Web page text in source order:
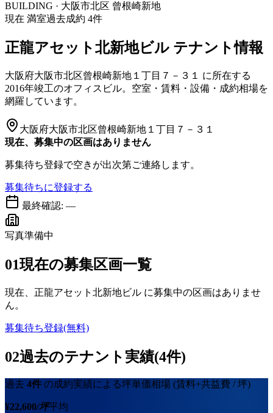
BUILDING · 大阪市北区 曾根崎新地
現在 満室過去成約 4件
正龍アセット北新地ビル テナント情報
大阪府大阪市北区曾根崎新地１丁目７－３１
に所在する
2016年竣工のオフィスビル。空室・賃料・設備・成約相場を
網羅しています。
大阪府大阪市北区曾根崎新地１丁目７－３１
現在、募集中の区画はありません
募集待ち登録で空きが出次第ご連絡します。
募集待ちに登録する
最終確認: —
写真準備中
01現在の募集区画一覧
現在、 正龍アセット北新地ビル に募集中の区画はありませ
ん。
募集待ち登録(無料)
02過去のテナント実績(4件)
過去 4件 の成約実績による坪単価相場 (賃料+共益費 / 坪)
¥22,600/坪平均